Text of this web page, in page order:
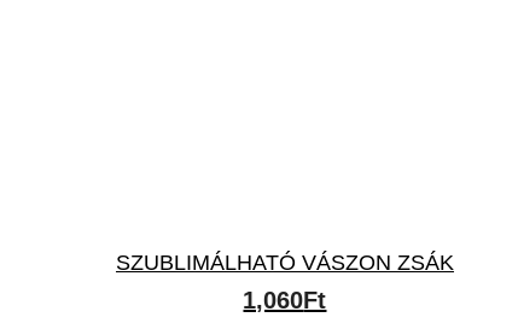
SZUBLIMÁLHATÓ VÁSZON ZSÁK
1,060Ft